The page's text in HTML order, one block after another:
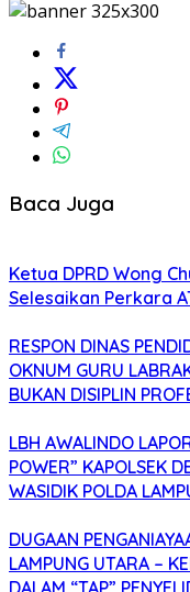
Baca Juga
Ketua DPRD Wong
Selesaikan Perkara
RESPON DINAS
OKNUM GURU
BUKAN DISIPLIN
LBH AWALINDO
POWER” KAPOLSEK
WASIDIK POLDA
DUGAAN
LAMPUNG UTARA –
DALAM “TAP”